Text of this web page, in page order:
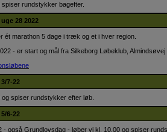
rundstykker bagefter.
28 2022
ét marathon 5 dage i træk og et i hver region.
- er start og mål fra Silkeborg Løbeklub, Almindsøvej
7-22
spiser rundstykker efter løb.
6-22
- også Grundlovsdag - løber vi kl. 10.00 og spiser